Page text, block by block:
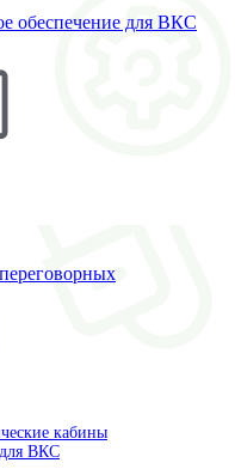
обеспечение для ВКС
кабины
ВКС